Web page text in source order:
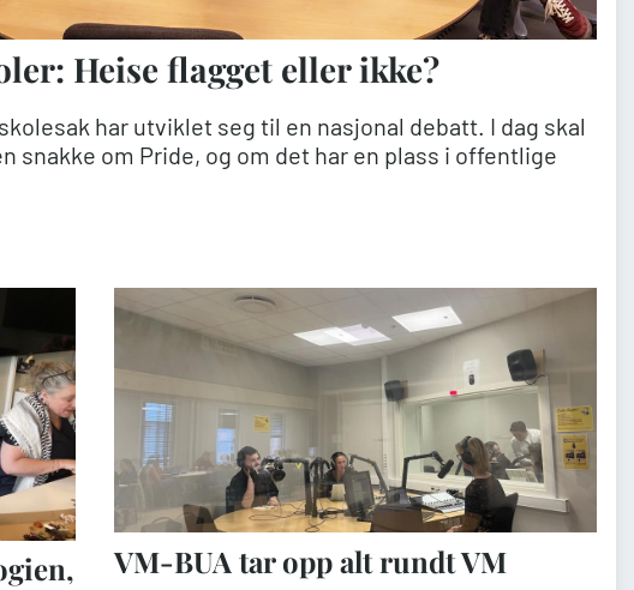
Heise flagget eller ikke?
har utviklet seg til en nasjonal debatt. I dag skal
snakke om Pride, og om det har en plass i offentlige
VM-BUA tar opp alt rundt VM